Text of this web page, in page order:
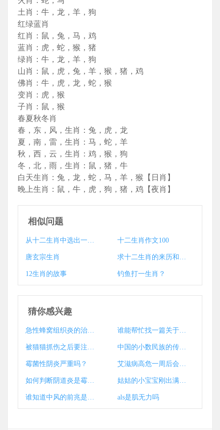
土肖：牛，龙，羊，狗
红绿蓝肖
红肖：鼠，兔，马，鸡
蓝肖：虎，蛇，猴，猪
绿肖：牛，龙，羊，狗
山肖：鼠，虎，兔，羊，猴，猪，鸡
佛肖：牛，虎，龙，蛇，猴
变肖：虎，猴
子肖：鼠，猴
春夏秋冬肖
春，东，风，生肖：兔，虎，龙
夏，南，雷，生肖：马，蛇，羊
秋，西，云，生肖：鸡，猴，狗
冬，北，雨，生肖：鼠，猪，牛
白天生肖：兔，龙，蛇，马，羊，猴【日肖】
晚上生肖：鼠，牛，虎，狗，猪，鸡【夜肖】
相似问题
从十二生肖中选出一种飞禽走兽，作一篇500字左右的文章，要包括叙述，描写，抒情等成分。 十二生肖作文100
唐玄宗生肖 求十二生肖的来历和故事
12生肖的故事 钓鱼打一生肖？
猜你感兴趣
急性蜂窝组织炎的治疗方法？ 谁能帮忙找一篇关于《目标》的作文
被猫猫抓伤之后要注意些什么？ 中国的小数民族的传统服装是什么样子的?
霉菌性阴炎严重吗？ 艾滋病高危一周后会出现症状吗
如何判断阴道炎是霉菌还是滴虫 姑姑的小宝宝刚出满月 可是姑姑发低烧怎么办
谁知道中风的前兆是什么？ als是肌无力吗